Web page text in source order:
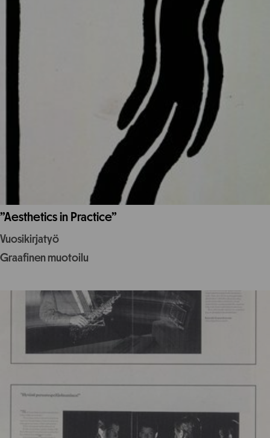
”Aesthetics in Practice”
Vuosikirjatyö
Graafinen muotoilu